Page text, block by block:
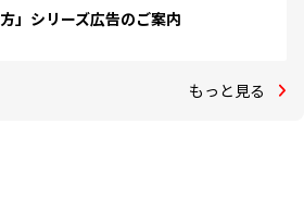
方」シリーズ広告のご案内
もっと見る